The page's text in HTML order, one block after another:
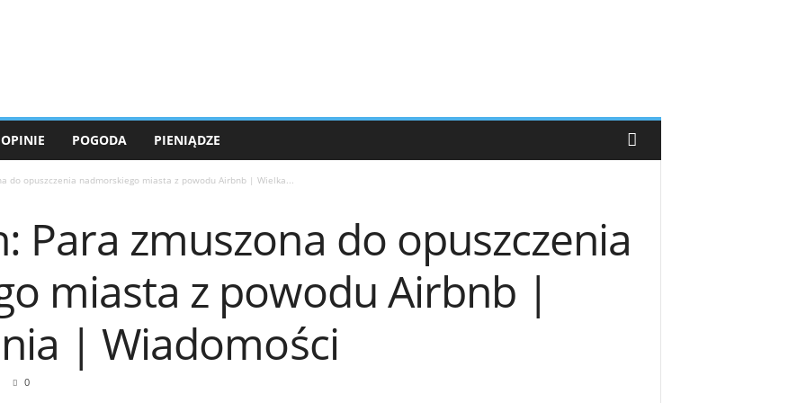
OPINIE POGODA PIENIĄDZE
do opuszczenia nadmorskiego miasta z powodu Airbnb | Wielka...
Para zmuszona do opuszczenia
miasta z powodu Airbnb |
| Wiadomości
0